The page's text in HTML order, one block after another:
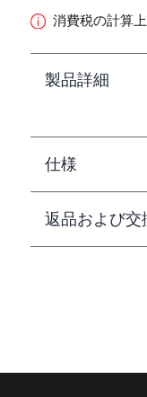
消費税の計算
製品詳細
仕様
返品および交